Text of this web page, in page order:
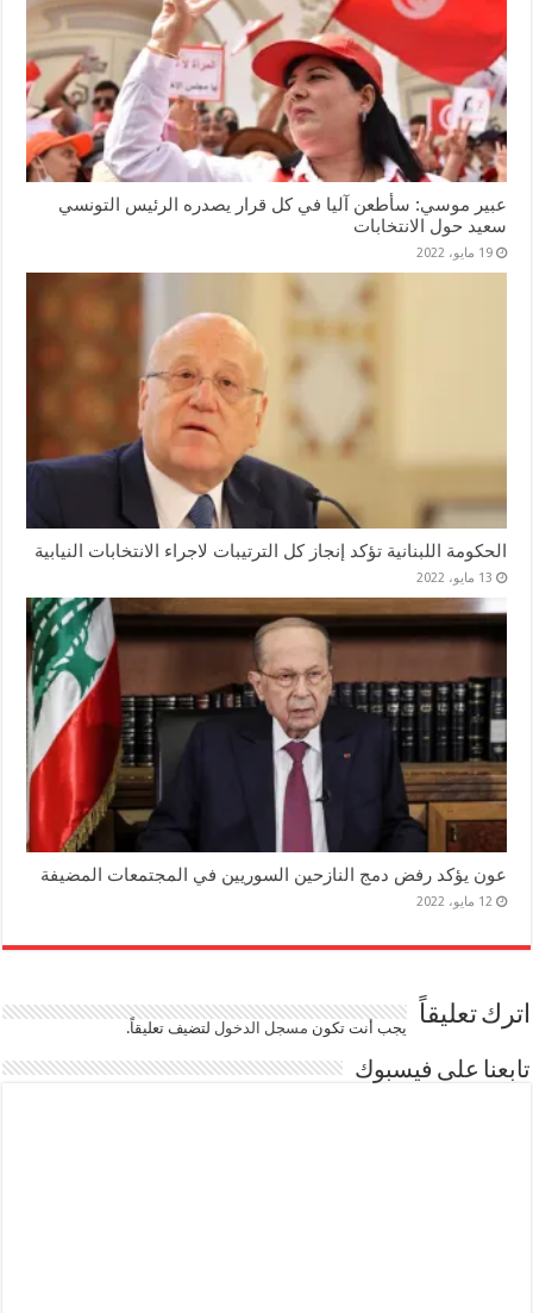
عبير موسي: سأطعن آليا في كل قرار يصدره الرئيس التونسي
سعيد حول الانتخابات
19 مايو، 2022
الحكومة اللبنانية تؤكد إنجاز كل الترتيبات لاجراء الانتخابات النيابية
13 مايو، 2022
عون يؤكد رفض دمج النازحين السوريين في المجتمعات المضيفة
12 مايو، 2022
اترك تعليقاً يجب أنت تكون مسجل الدخوللتضيف تعليقاً.
تابعنا على فيسبوك